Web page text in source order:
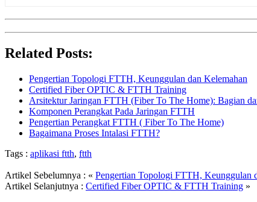
Related Posts:
Pengertian Topologi FTTH, Keunggulan dan Kelemahan
Certified Fiber OPTIC & FTTH Training
Arsitektur Jaringan FTTH (Fiber To The Home): Bagian
Komponen Perangkat Pada Jaringan FTTH
Pengertian Perangkat FTTH ( Fiber To The Home)
Bagaimana Proses Intalasi FTTH?
Tags : aplikasi ftth, ftth
Artikel Sebelumnya : « Pengertian Topologi FTTH, Keunggulan
Artikel Selanjutnya : Certified Fiber OPTIC & FTTH Training »